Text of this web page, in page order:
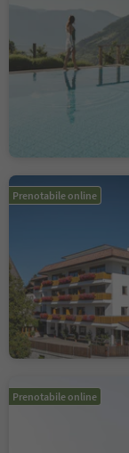
Prenotabile online
Prenotabile online